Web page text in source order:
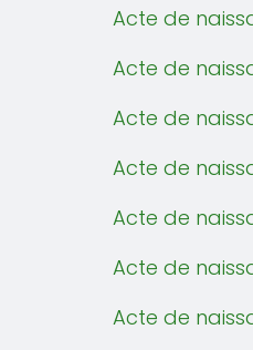
Acte de
Acte de
Acte de
Acte de
Acte de
Acte de
Acte de